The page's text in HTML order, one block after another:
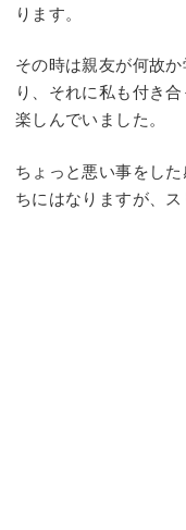
ります。
その時は親友が何故
り、それに私も付き
楽しんでいました。
ちょっと悪い事をし
ちにはなりますが、ス